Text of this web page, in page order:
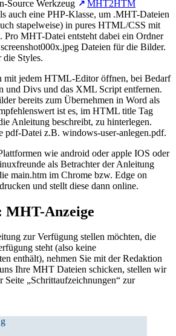
Source Werkzeug
MHT2HTM
auch eine PHP-Klasse, um .MHT-Dateien
stapelweise) in pures HTML/CSS mit
Pro MHT-Datei entsteht dabei ein Ordner
Dateien für die Bilder.
die Styles.
mit jedem HTML-Editor öffnen, bei Bedarf
und Divs und das XML Script entfernen.
bereits zum Übernehmen in Word als
ist es, im HTML title Tag
Anleitung beschreibt, zu hinterlegen.
pdf-Datei z.B. windows-user-anlegen.pdf.
wie android oder apple IOS oder
als Betrachter der Anleitung
main.htm im Chrome bzw. Edge on
und stellt diese dann online.
MHT-Anzeige
zur Verfügung stellen möchten, die
steht (also keine
enthält), nehmen Sie mit der Redaktion
Ihre MHT Dateien schicken, stellen wir
Seite „Schrittaufzeichnungen“ zur